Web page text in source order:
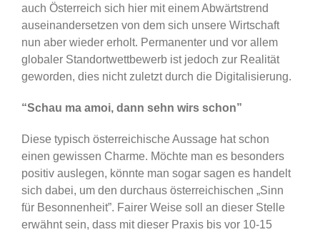
auch Österreich sich hier mit einem Abwärtstrend
auseinandersetzen von dem sich unsere Wirtschaft
nun aber wieder erholt. Permanenter und vor allem
globaler Standortwettbewerb ist jedoch zur Realität
geworden, dies nicht zuletzt durch die Digitalisierung.
“Schau ma amoi, dann sehn wirs schon”
Diese typisch österreichische Aussage hat schon
einen gewissen Charme. Möchte man es besonders
positiv auslegen, könnte man sogar sagen es handelt
sich dabei, um den durchaus österreichischen „Sinn
für Besonnenheit”. Fairer Weise soll an dieser Stelle
erwähnt sein, dass mit dieser Praxis bis vor 10-15